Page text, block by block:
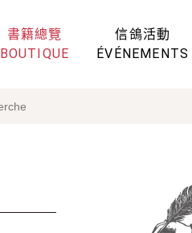
書籍總覽
BOUTIQUE
信鴿活動
ÉVÉNEMENTS